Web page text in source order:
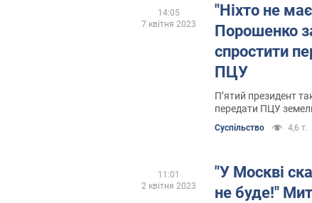
"Ніхто не
Порошенко
спростити
ПЦУ
П’ятий президент
передати ПЦУ
Суспільство 4,6 т.
14:05
7 квітня 2023
"У Москві
не буде!"
11:01
2 квітня 2023